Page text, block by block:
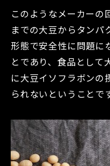
このようなメーカーの
までの大豆からタンパ
形態で安全性に問題に
とであり、食品として
に大豆イソフラボンの
られないということで